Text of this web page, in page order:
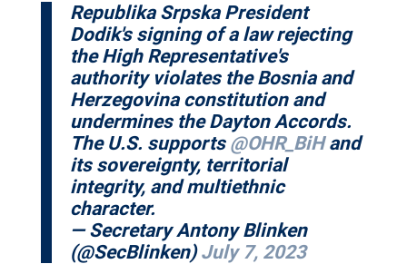
Republika Srpska President
Dodik's signing of a law rejecting
the High Representative's
authority violates the Bosnia and
Herzegovina constitution and
undermines the Dayton Accords.
The U.S. supports @OHR_BiHand
its sovereignty, territorial
integrity, and multiethnic
character.
— Secretary Antony Blinken
(@SecBlinken)July 7, 2023